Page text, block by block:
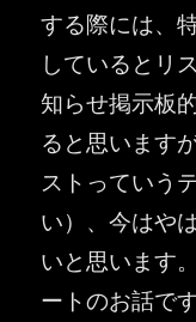
する際には、
しているとリ
知らせ掲示板
ると思います
ストっていう
い）、今はや
いと思います
ートのお話です